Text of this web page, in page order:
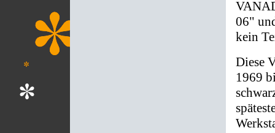
06"
kein
Diese
1969